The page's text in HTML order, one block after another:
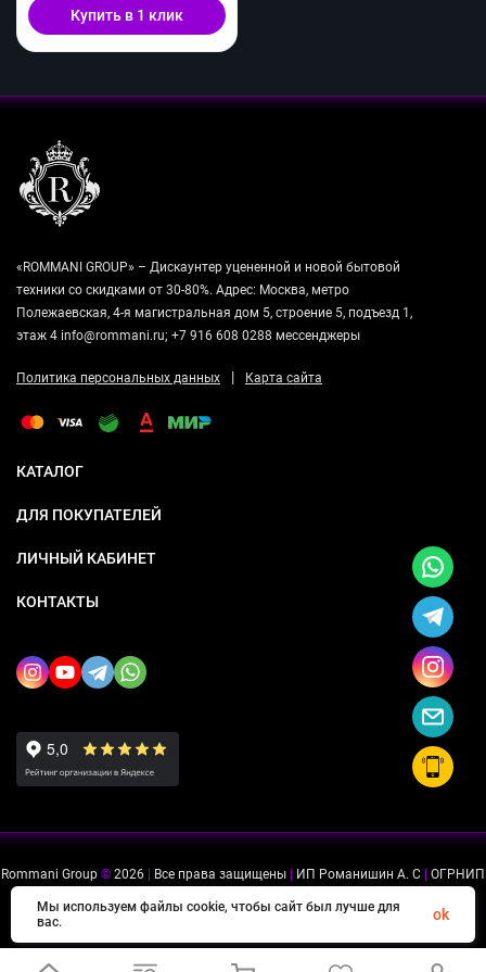
Купить в 1 клик
«ROMMANI GROUP» – Дискаунтер уцененной и новой бытовой
техники со скидками от 30-80%. Адрес: Москва, метро
Полежаевская, 4-я магистральная дом 5, строение 5, подъезд 1,
этаж 4 info@rommani.ru; +7 916 608 0288 мессенджеры
Политика персональных данных | Карта сайта
КАТАЛОГ
ДЛЯ ПОКУПАТЕЛЕЙ
ЛИЧНЫЙ КАБИНЕТ
КОНТАКТЫ
Rommani Group © 2026 Все права защищены ИП Романишин А. С
ОГРНИП
Мы используем файлы cookie, чтобы сайт был лучше для
вас.
ok